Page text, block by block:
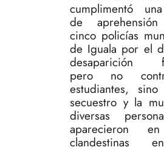
cumplimentó
de
cinco policías
de Iguala por el
desaparición
pero no
estudiantes,
secuestro y la
diversas
aparecieron
clandestinas